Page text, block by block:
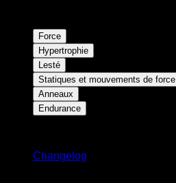
Force
Hypertrophie
Lesté
Statiques et mouvements de force
Anneaux
Endurance
Changelog